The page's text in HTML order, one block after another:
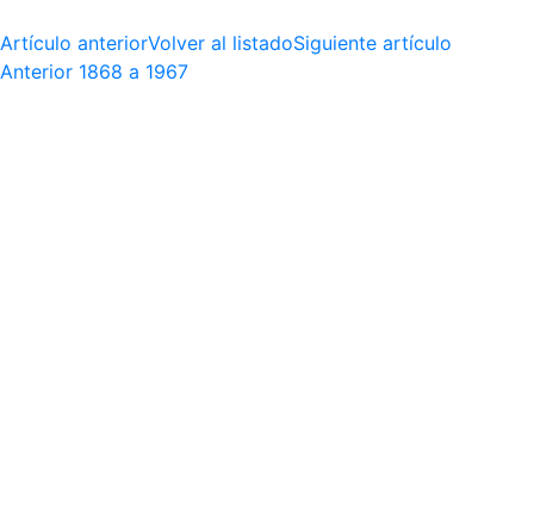
Artículo anteriorVolver al listadoSiguiente artículo
Anterior 1868 a 1967